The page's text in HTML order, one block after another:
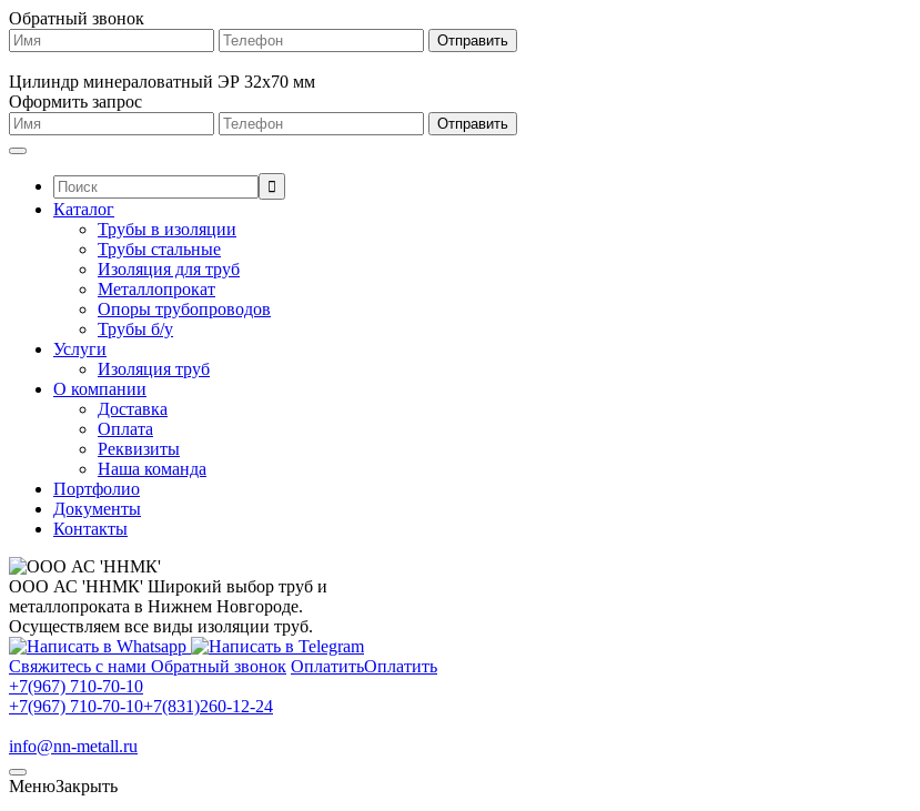
Обратный звонок
Цилиндр минераловатный ЭР 32х70 мм
Оформить запрос
Поиск:
Каталог
Трубы в изоляции
Трубы стальные
Изоляция для труб
Металлопрокат
Опоры трубопроводов
Трубы б/у
Услуги
Изоляция труб
О компании
Доставка
Оплата
Реквизиты
Наша команда
Портфолио
Документы
Контакты
ООО АС 'ННМК' Широкий выбор труб и
металлопроката в Нижнем Новгороде.
Осуществляем все виды изоляции труб.
Свяжитесь с нами Обратный звонок ОплатитьОплатить
+7(967) 710-70-10
+7(967) 710-70-10+7(831)260-12-24
info@nn-metall.ru
МенюЗакрыть